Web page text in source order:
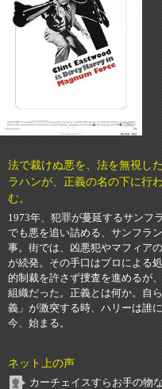
法で裁けぬ悪を、法を無視し
ラハンが、正義の名の下に行
む。
1973年、犯罪が蔓延するサンフ
でも悪を追い詰める、サンフラ
事。街では、凶悪犯やマフィア
が続発。その手口はプロによる
的制裁を許さず捜査を進めるが
組織だった。正義とは何か。自
義」が激突する時、ハリーは誰
今、始まる。
ネット上の声
カーチェイスすらお手の物